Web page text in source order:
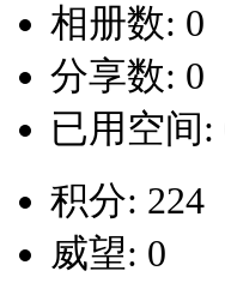
相册数: 0
分享数: 0
已用空间:
积分: 224
威望: 0